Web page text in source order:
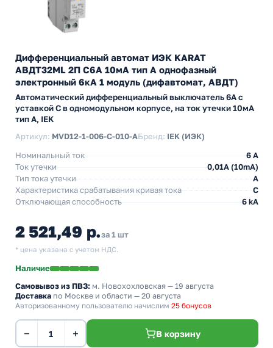
Дифференциальный автомат ИЭК KARAT
АВДТ32МL 2П С6А 10мА тип А однофазный
электронный 6кА 1 модуль (дифавтомат, АВДТ)
Автоматический дифференциальный выключатель 6А с
уставкой C в одномодульном корпусе, на ток утечки 10мА
тип А, IEK
Артикул: MVD12-1-006-C-010-AБренд: IEK (ИЭК)
Номинальный ток
6 А
Ток утечки
0,01A (10mA)
Тип тока утечки
A
Характеристика срабатывания кривая тока
C
Отключающая способность
6 kA
2 521,49 р.за 1 шт
* цена указана с учетом НДС.
Наличие
Самовывоз из ПВЗ: м. Новохохловская — 19 августа
Доставка по Москве и области — 20 августа
Авторизованному пользователю начислим 25 бонусов
− + В корзину